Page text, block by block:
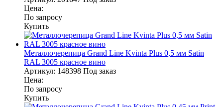
Цена:
По запросу
Купить
Металлочерепица Grand Line Kvinta Plus 0,5 мм Satin
RAL 3005 красное вино
Артикул: 148398 Под заказ
Цена:
По запросу
Купить